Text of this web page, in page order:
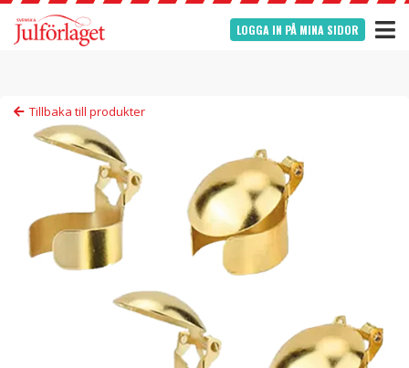
LOGGA IN PÅ MINA SIDOR
Tillbaka till produkter